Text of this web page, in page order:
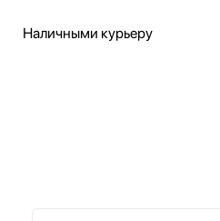
Наличными курьеру